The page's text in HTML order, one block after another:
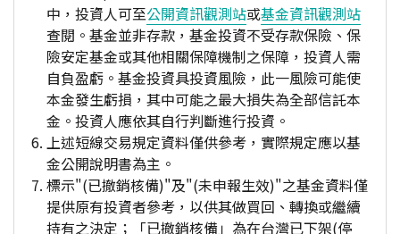
中，投資人可至公開資訊觀測站或基金資訊觀測站
查閱。基金並非存款，基金投資不受存款保險、保
險安定基金或其他相關保障機制之保障，投資人需
自負盈虧。基金投資具投資風險，此一風險可能使
本金發生虧損，其中可能之最大損失為全部信託本
金。投資人應依其自行判斷進行投資。
上述短線交易規定資料僅供參考，實際規定應以基
金公開說明書為主。
標示"(已撤銷核備)"及"(未申報生效)"之基金資料僅
提供原有投資者參考，以供其做買回、轉換或繼續
持有之決定；「已撤銷核備」為在台灣已下架(停